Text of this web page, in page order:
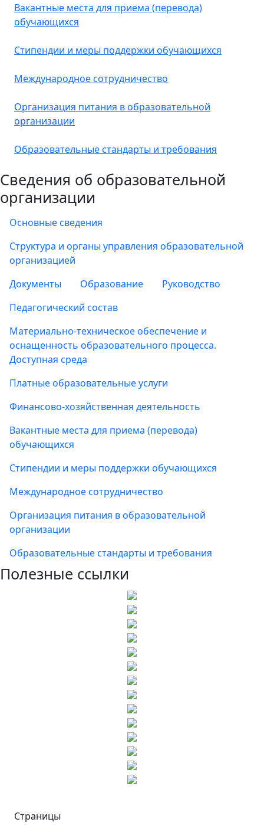
Вакантные места для приема (перевода)
обучающихся
Стипендии и меры поддержки обучающихся
Международное сотрудничество
Организация питания в образовательной
организации
Образовательные стандарты и требования
Сведения об образовательной
организации
Основные сведения
Структура и органы управления образовательной
организацией
Документы
Образование
Руководство
Педагогический состав
Материально-техническое обеспечение и
оснащенность образовательного процесса.
Доступная среда
Платные образовательные услуги
Финансово-хозяйственная деятельность
Вакантные места для приема (перевода)
обучающихся
Стипендии и меры поддержки обучающихся
Международное сотрудничество
Организация питания в образовательной
организации
Образовательные стандарты и требования
Полезные ссылки
Страницы